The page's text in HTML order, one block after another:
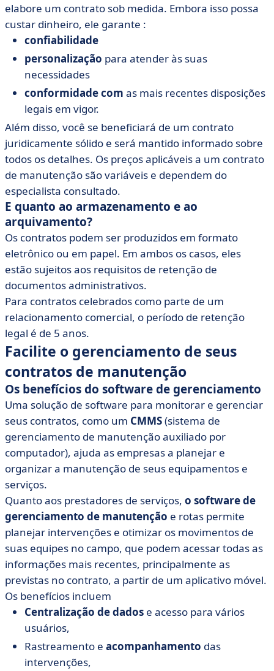
elabore um contrato sob medida. Embora isso possa
custar dinheiro, ele garante :
confiabilidade
personalização para atender às suas
necessidades
conformidade com as mais recentes disposições
legais em vigor.
Além disso, você se beneficiará de um contrato
juridicamente sólido e será mantido informado sobre
todos os detalhes. Os preços aplicáveis a um contrato
de manutenção são variáveis e dependem do
especialista consultado.
E quanto ao armazenamento e ao
arquivamento?
Os contratos podem ser produzidos em formato
eletrônico ou em papel. Em ambos os casos, eles
estão sujeitos aos requisitos de retenção de
documentos administrativos.
Para contratos celebrados como parte de um
relacionamento comercial, o período de retenção
legal é de 5 anos.
Facilite o gerenciamento de seus
contratos de manutenção
Os benefícios do software de gerenciamento
Uma solução de software para monitorar e gerenciar
seus contratos, como um CMMS(sistema de
gerenciamento de manutenção auxiliado por
computador), ajuda as empresas a planejar e
organizar a manutenção de seus equipamentos e
serviços.
Quanto aos prestadores de serviços, o software de
gerenciamento de manutenção e rotas permite
planejar intervenções e otimizar os movimentos de
suas equipes no campo, que podem acessar todas as
informações mais recentes, principalmente as
previstas no contrato, a partir de um aplicativo móvel.
Os benefícios incluem
Centralização de dados e acesso para vários
usuários,
Rastreamento e acompanhamento das
intervenções,